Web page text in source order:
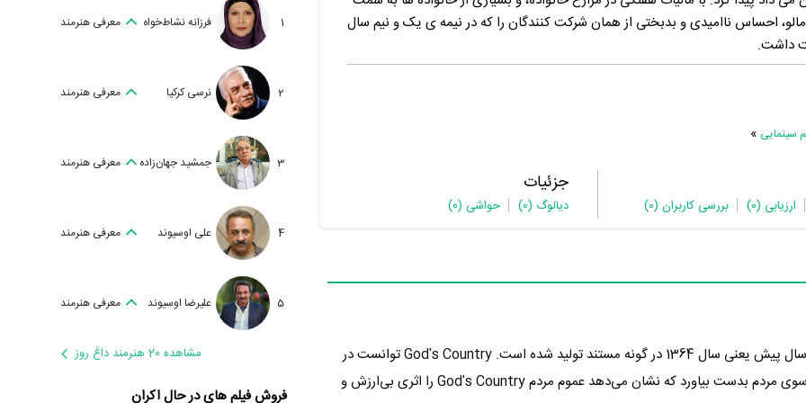
احساس ناامیدی و بدبختی از همان شرکت کنندگان را که در نیمه ی یک و نیم سال
داشت.
سینمایی »
ارزیابی (0) بررسی کاربران (0)
جزئیات
دیالوگ (0) حواشی (0)
در 34 سال پیش یعنی سال 1364 در گونه مستند تولید شده است. God's Country توانست در
نمره 0 از 10 را از سوی مردم بدست بیاورد که نشان می‌دهد عموم مردم God's Country را اثری بی‌ارزش و
1 فرزانه نشاط‌خواه معرفی هنرمند
2 نرسی کرکیا معرفی هنرمند
3 جمشید جهان‌زاده معرفی هنرمند
4 علی اوسیوند معرفی هنرمند
5 علیرضا اوسیوند معرفی هنرمند
مشاهده 20 هنرمند داغ روز
فروش فیلم های در حال اکران